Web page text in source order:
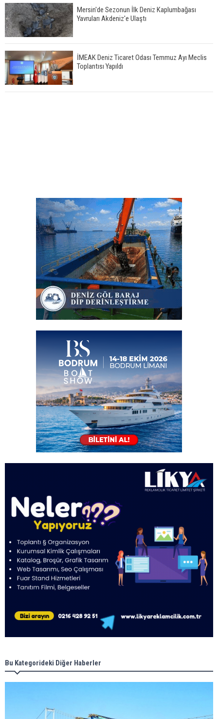
Mersin'de Sezonun İlk Deniz Kaplumbağası
Yavruları Akdeniz'e Ulaştı
İMEAK Deniz Ticaret Odası Temmuz Ayı Meclis
Toplantısı Yapıldı
Bu Kategorideki Diğer Haberler